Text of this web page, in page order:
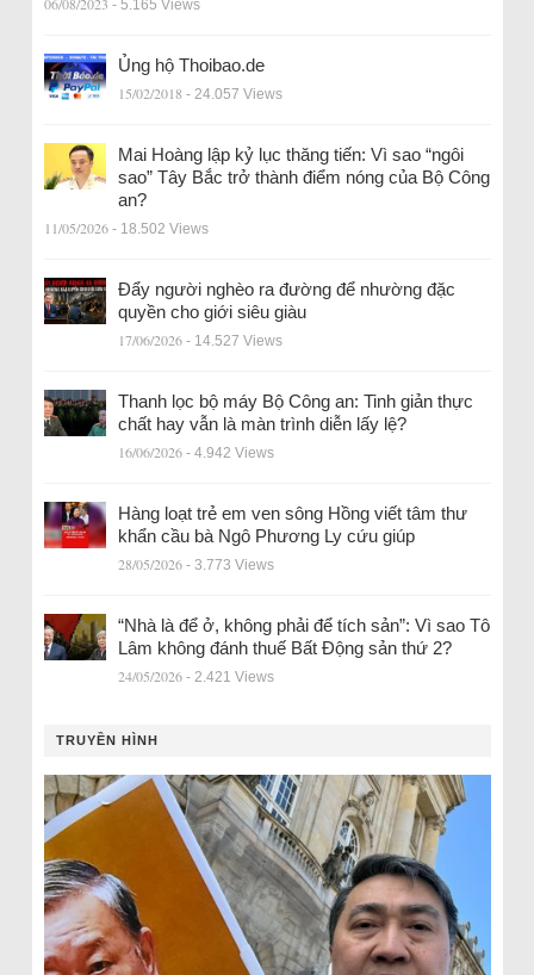
- 5.165 Views
Ủng hộ Thoibao.de
15/02/2018 - 24.057 Views
Mai Hoàng lập kỷ lục thăng tiến: Vì sao “ngôi
sao” Tây Bắc trở thành điểm nóng của Bộ Công
an?
11/05/2026 - 18.502 Views
Đẩy người nghèo ra đường để nhường đặc
quyền cho giới siêu giàu
17/06/2026 - 14.527 Views
Thanh lọc bộ máy Bộ Công an: Tinh giản thực
chất hay vẫn là màn trình diễn lấy lệ?
16/06/2026 - 4.942 Views
Hàng loạt trẻ em ven sông Hồng viết tâm thư
khẩn cầu bà Ngô Phương Ly cứu giúp
28/05/2026 - 3.773 Views
“Nhà là để ở, không phải để tích sản”: Vì sao Tô
Lâm không đánh thuế Bất Động sản thứ 2?
24/05/2026 - 2.421 Views
TRUYỀN HÌNH